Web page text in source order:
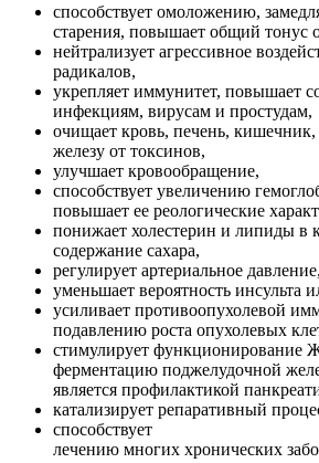
способствует омоложению,
старения, повышает общий тонус
нейтрализует агрессивное
радикалов,
укрепляет иммунитет, повышает
инфекциям, вирусам и простудам,
очищает кровь, печень,
железу от токсинов,
улучшает кровообращение,
способствует увеличению
повышает ее реологические
понижает холестерин и липиды в
содержание сахара,
регулирует артериальное давление,
уменьшает вероятность инсульта
усиливает противоопухолевой
подавлению роста опухолевых
стимулирует функционирование
ферментацию поджелудочной
является профилактикой
катализирует репаративный
способствует
лечению многих хронических